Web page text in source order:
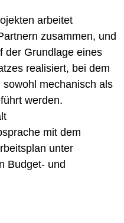
arbeitet
zusammen, und
der Grundlage eines
realisiert, bei dem
mechanisch als
werden.
mit dem
unter
Budget- und